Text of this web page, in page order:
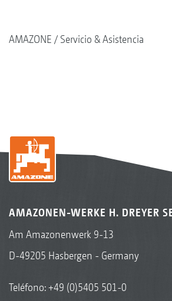
AMAZONE Servicio & Asistencia
AMAZONEN-WERKE H. DREYER
Am Amazonenwerk 9-13
D-49205 Hasbergen - Germany
Teléfono:+49 (0)5405 501-0